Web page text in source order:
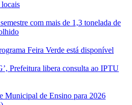
locais
com mais de 1,3 tonelada de
Feira Verde está disponível
Prefeitura libera consulta ao IPTU
Municipal de Ensino para 2026